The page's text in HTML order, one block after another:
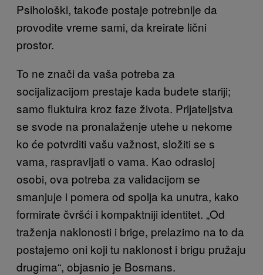
Psihološki, takođe postaje potrebnije da
provodite vreme sami, da kreirate lični
prostor.
To ne znači da vaša potreba za
socijalizacijom prestaje kada budete stariji;
samo fluktuira kroz faze života. Prijateljstva
se svode na pronalaženje utehe u nekome
ko će potvrditi vašu važnost, složiti se s
vama, raspravljati o vama. Kao odrasloj
osobi, ova potreba za validacijom se
smanjuje i pomera od spolja ka unutra, kako
formirate čvršći i kompaktniji identitet. „Od
traženja naklonosti i brige, prelazimo na to da
postajemo oni koji tu naklonost i brigu pružaju
drugima“, objasnio je Bosmans.